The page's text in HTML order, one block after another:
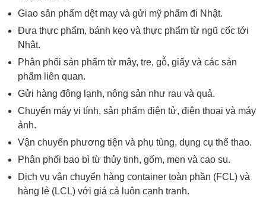
Giao sản phẩm dệt may và gửi mỹ phẩm đi Nhật.
Đưa thực phẩm, bánh kẹo và thực phẩm từ ngũ cốc tới
Nhật.
Phân phối sản phẩm từ mây, tre, gỗ, giấy và các sản
phẩm liên quan.
Gửi hàng đông lạnh, nông sản như rau và quả.
Chuyển máy vi tính, sản phẩm điện tử, điện thoại và máy
ảnh.
Vận chuyển phương tiện và phụ tùng, dụng cụ thể thao.
Phân phối bao bì từ thủy tinh, gốm, men và cao su.
Dịch vụ vận chuyển hàng container toàn phần (FCL) và
hàng lẻ (LCL) với giá cả luôn cạnh tranh.